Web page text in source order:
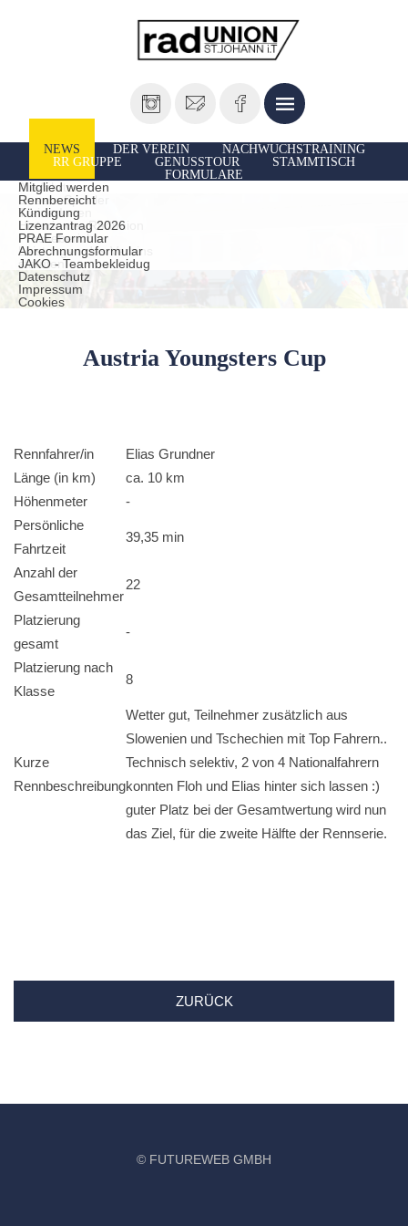
NEWS DER VEREIN
Vorstand
Unsere Sportler
TrainerInnen
Historie der Radunion
Presseberichte
Leistungen des Vereins
statuten
Datenschutz
Impressum
Cookies
NACHWUCHSTRAINING
RR GRUPPE
Ausfahrten
GENUSSTOUR
STAMMTISCH
FORMULARE
Mitglied werden
Rennbereicht
Kündigung
Lizenzantrag 2026
PRAE Formular
Abrechnungsformular
JAKO - Teambekleidug
Austria Youngsters Cup
Rennfahrer/in
Elias Grundner
Länge (in km)
ca. 10 km
Höhenmeter
-
Persönliche
Fahrtzeit
39,35 min
Anzahl der
Gesamtteilnehmer
22
Platzierung
gesamt
-
Platzierung nach
Klasse
8
Kurze
Rennbeschreibung
Wetter gut, Teilnehmer zusätzlich aus
Slowenien und Tschechien mit Top Fahrern..
Technisch selektiv, 2 von 4 Nationalfahrern
konnten Floh und Elias hinter sich lassen :)
guter Platz bei der Gesamtwertung wird nun
das Ziel, für die zweite Hälfte der Rennserie.
ZURÜCK
© FUTUREWEB GMBH